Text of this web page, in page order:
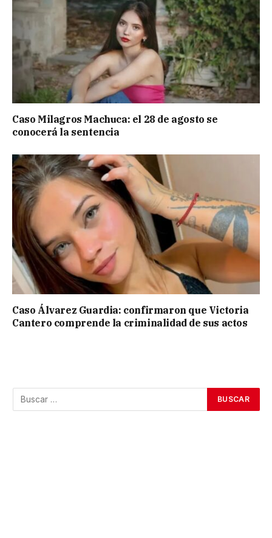
Caso Milagros Machuca: el 28 de agosto se
conocerá la sentencia
Caso Álvarez Guardia: confirmaron que Victoria
Cantero comprende la criminalidad de sus actos